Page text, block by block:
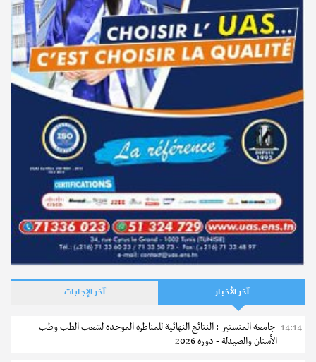
آخر الأخبار آخر الإجابات
14:14 جامعة المنستير : النتائج النهائية للمناظرة الموحدة لشعب الطب وطب
الأسنان والصيدلة - دورة 2026